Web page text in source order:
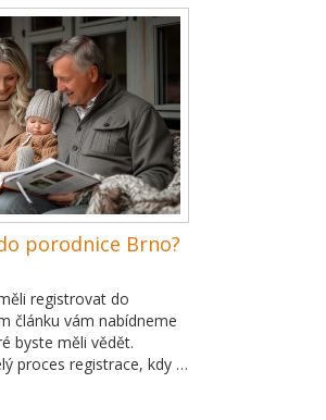
porodnice Brno?
registrovat do
článku vám nabídneme
byste měli vědět.
proces registrace, kdy je
obávat, že byste na